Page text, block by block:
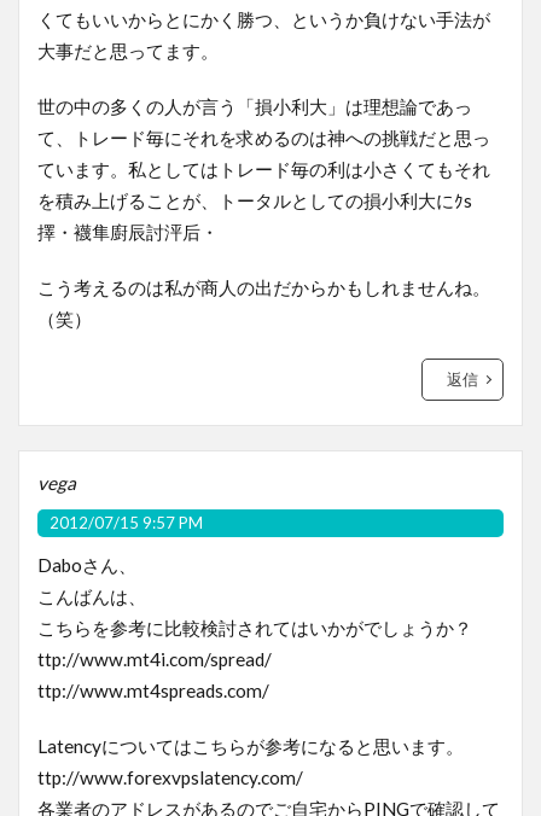
くてもいいからとにかく勝つ、というか負けない手法が
大事だと思ってます。
世の中の多くの人が言う「損小利大」は理想論であっ
て、トレード毎にそれを求めるのは神への挑戦だと思っ
ています。私としてはトレード毎の利は小さくてもそれ
を積み上げることが、トータルとしての損小利大にｸs
擇・襪隼廚辰討泙后・
こう考えるのは私が商人の出だからかもしれませんね。
（笑）
返信
vega
2012/07/15 9:57 PM
Daboさん、
こんばんは、
こちらを参考に比較検討されてはいかがでしょうか？
ttp://www.mt4i.com/spread/
ttp://www.mt4spreads.com/
Latencyについてはこちらが参考になると思います。
ttp://www.forexvpslatency.com/
各業者のアドレスがあるのでご自宅からPINGで確認して